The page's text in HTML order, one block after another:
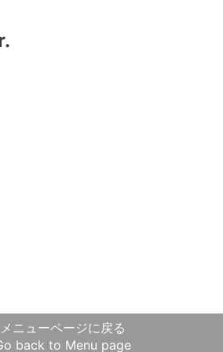
メニューページに戻る
back to Menu page